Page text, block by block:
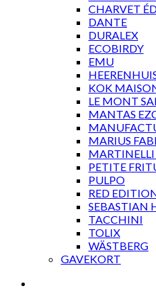
CHARVET
DANTE
DURALEX
ECOBIRDY
EMU
KOK
LE MONT
MANTAS
MARIUS
MARTINELLI
PETITE
PULPO
RED
SEBASTIAN
TACCHINI
TOLIX
WÄSTBERG
GAVEKORT